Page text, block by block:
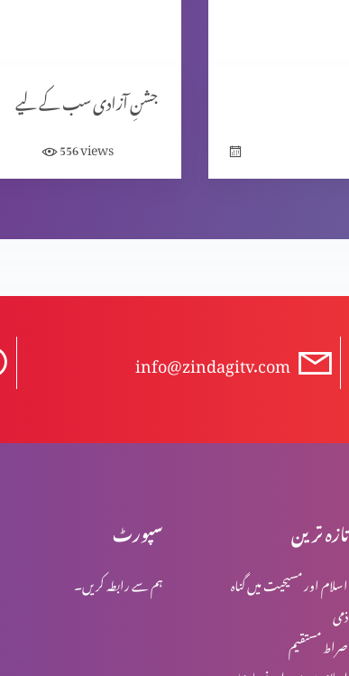
جشنِ آزادی سب کے لیے
556views
info@zindagitv.com
سپورٹ
ہم سے رابطہ کریں۔
تازہ ترین
اسلام اور مسیحیت میں گناہ
ذمی
صراط مستقیم